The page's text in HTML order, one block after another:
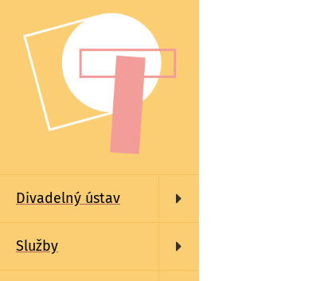
hlavný
obsah
Main
navigation
Divadelný ústav
Služby